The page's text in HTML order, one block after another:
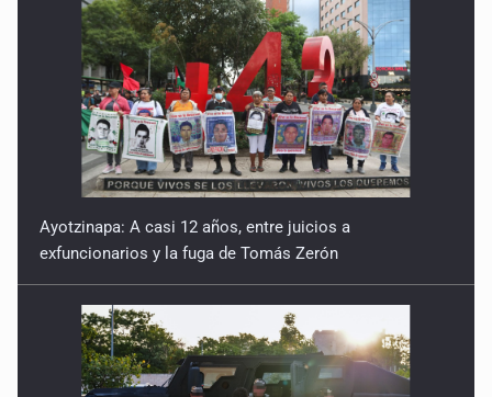
Ayotzinapa: A casi 12 años, entre juicios a
exfuncionarios y la fuga de Tomás Zerón